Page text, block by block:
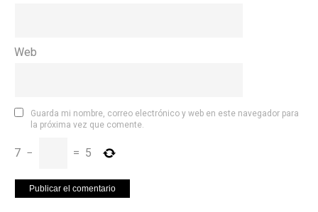
Web
Guarda mi nombre, correo electrónico y web en este navegador para
la próxima vez que comente.
7 − = 5